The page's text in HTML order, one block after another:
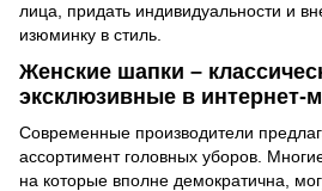
лица, придать индивидуальности и
изюминку в стиль.
Женские шапки –
эксклюзивные в интернет-
Современные производители
ассортимент головных уборов.
на которые вполне демократична,